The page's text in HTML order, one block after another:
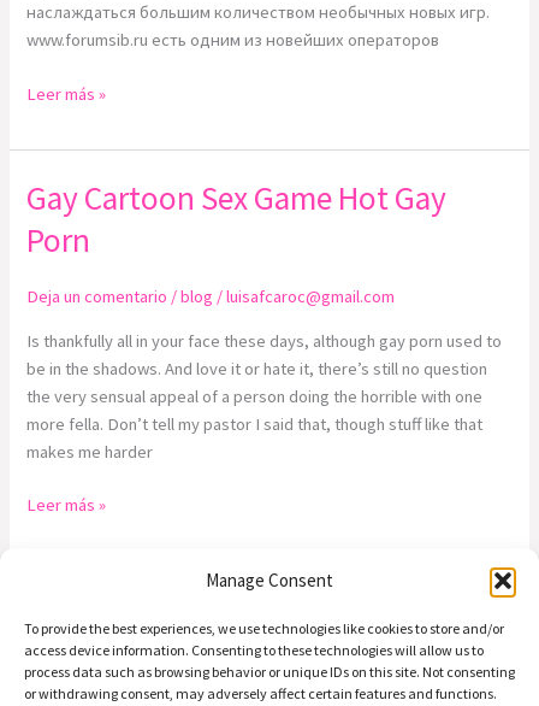
Manage Consent
To provide the best experiences, we use technologies like cookies to store and/or
access device information. Consenting to these technologies will allow us to
process data such as browsing behavior or unique IDs on this site. Not consenting
or withdrawing consent, may adversely affect certain features and functions.
наслаждаться большим количеством необычных новых игр.
www.forumsib.ru есть одним из новейших операторов
Leer más »
Gay Cartoon Sex Game Hot Gay
Porn
Deja un comentario /blog /luisafcaroc@gmail.com
Is thankfully all in your face these days, although gay porn used to
be in the shadows. And love it or hate it, there’s still no question
the very sensual appeal of a person doing the horrible with one
more fella. Don’t tell my pastor I said that, though stuff like that
makes me harder
Gay
Cartoon
Sex
Hot
Leer más »
Preguntas | Email: info@alasdeamor.com.co